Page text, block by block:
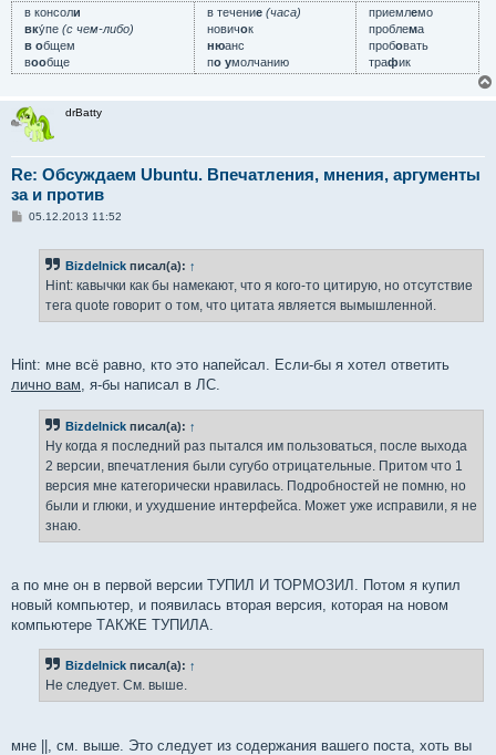
в консоли
вку́пе (с чем-либо)
в общем
вообще
в течение (часа)
новичок
нюанс
по умолчанию
приемлемо
проблема
пробовать
трафик
drBatty
Re: Обсуждаем Ubuntu. Впечатления, мнения, аргументы
за и против
С05.12.2013 11:52
Bizdelnick писал(а): ↑
Hint: кавычки как бы намекают, что я кого-то цитирую, но отсутствие
тега quote говорит о том, что цитата является вымышленной.
Hint: мне всё равно, кто это напейсал. Если-бы я хотел ответить
лично вам, я-бы написал в ЛС.
Bizdelnick писал(а): ↑
Ну когда я последний раз пытался им пользоваться, после выхода
2 версии, впечатления были сугубо отрицательные. Притом что 1
версия мне категорически нравилась. Подробностей не помню, но
были и глюки, и ухудшение интерфейса. Может уже исправили, я не
знаю.
а по мне он в первой версии ТУПИЛ И ТОРМОЗИЛ. Потом я купил
новый компьютер, и появилась вторая версия, которая на новом
компьютере ТАКЖЕ ТУПИЛА.
Bizdelnick писал(а): ↑
Не следует. См. выше.
мне ||, см. выше. Это следует из содержания вашего поста, хоть вы